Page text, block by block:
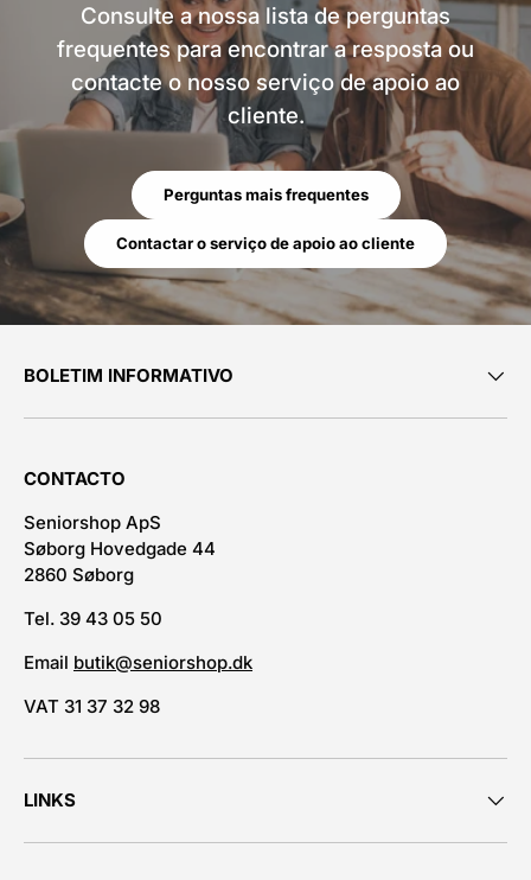
Consulte a nossa lista de perguntas
frequentes para encontrar a resposta ou
contacte o nosso serviço de apoio ao
cliente.
Perguntas mais frequentes
Contactar o serviço de apoio ao cliente
BOLETIM INFORMATIVO
CONTACTO
Seniorshop ApS
Søborg Hovedgade 44
2860 Søborg
Tel. 39 43 05 50
Email butik@seniorshop.dk
VAT 31 37 32 98
LINKS